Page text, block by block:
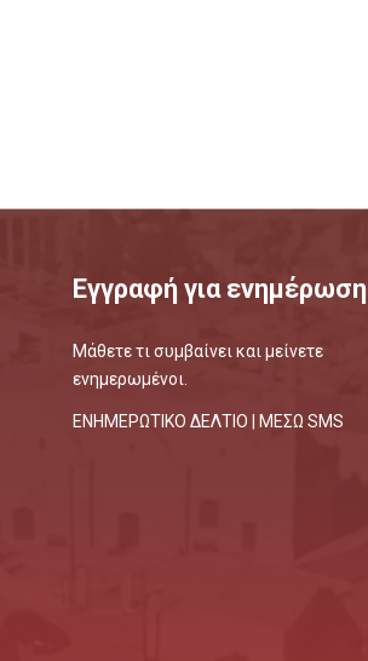
Εγγραφή για ενημέρωση
Μάθετε τι συμβαίνει και μείνετε
ενημερωμένοι.
ΕΝΗΜΕΡΩΤΙΚΟ ΔΕΛΤΙΟ | ΜΕΣΩ SMS